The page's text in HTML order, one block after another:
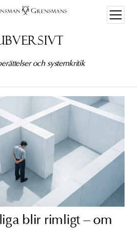
öppna
meny
och systemkritik
blir rimligt – om